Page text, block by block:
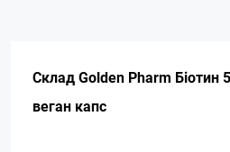
Склад Golden Pharm Біотин
веган капс